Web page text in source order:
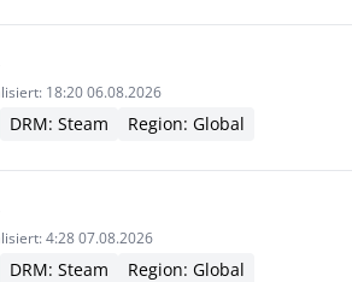
18:20 06.08.2026
DRM: Steam Region: Global
4:28 07.08.2026
DRM: Steam Region: Global